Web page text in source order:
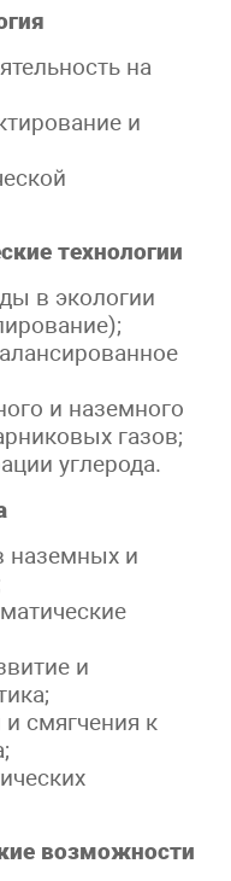
на
и
технологии
в экологии
и наземного
газов;
углерода.
наземных и
и
и смягчения к
возможности